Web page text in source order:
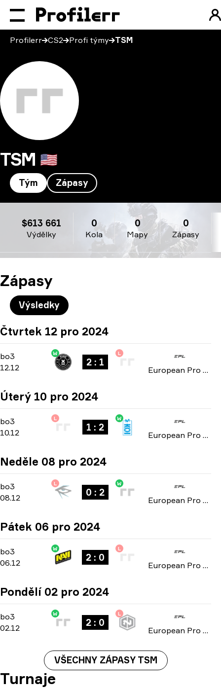
Profilerr CS2 Profi týmy TSM
TSM 🇺🇸
Tým Zápasy
Výdělky
$613 661
Kola
0
Mapy
0
Zápasy
0
Zápasy
Výsledky
Čtvrtek 12 pro 2024
bo3 -bo3
12.12
W
2 : 1
L
European Pro League: Season 21 2024
Úterý 10 pro 2024
bo3 -bo3
10.12
L
1 : 2
W
European Pro League: Season 21 2024
Neděle 08 pro 2024
bo3 -bo3
08.12
L
0 : 2
W
European Pro League: Season 21 2024
Pátek 06 pro 2024
bo3 -bo3
06.12
W
2 : 0
L
European Pro League: Season 21 2024
Pondělí 02 pro 2024
bo3 -bo3
02.12
W
2 : 0
L
European Pro League: Season 21 2024
VŠECHNY ZÁPASY TSM
Turnaje